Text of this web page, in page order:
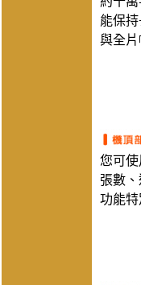
能保
與全片
您可
張數
功能特